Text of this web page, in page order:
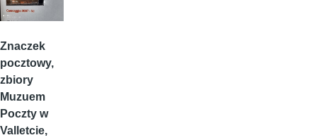
Znaczek
pocztowy,
zbiory
Muzuem
Poczty w
Valletcie,